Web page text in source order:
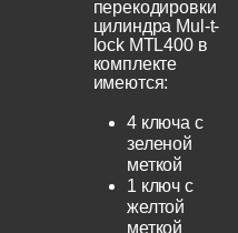
перекодировки
цилиндра Mul-t-
lock MTL400 в
комплекте
имеются:
4 ключа с
зеленой
меткой
1 ключ с
желтой
меткой